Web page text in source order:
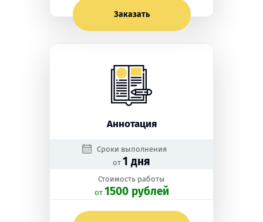
Заказать
Аннотация
Сроки выполнения
от 1 дня
Стоимость работы
oт 1500 рублей